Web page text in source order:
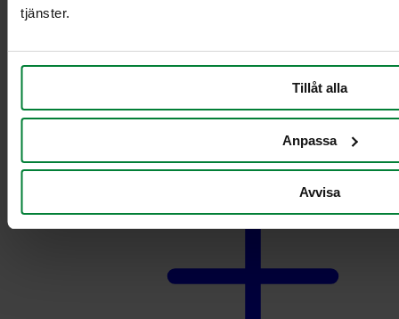
tjänster.
Tillåt alla
Anpassa
Avvisa
Dynamic FZB
Säkinpidike Mini
FZB
Lisävarusteet jätekäsittely sisätiloissa